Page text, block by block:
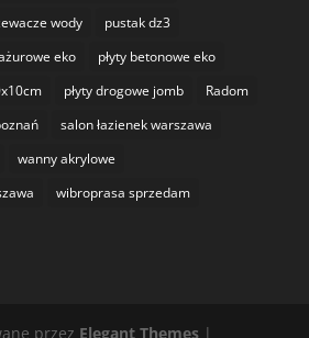
wody
pustak dz3
eko
płyty betonowe eko
płyty drogowe jomb
Radom
salon łazienek warszawa
wanny akrylowe
wibroprasa sprzedam
przez Elegant Themes |